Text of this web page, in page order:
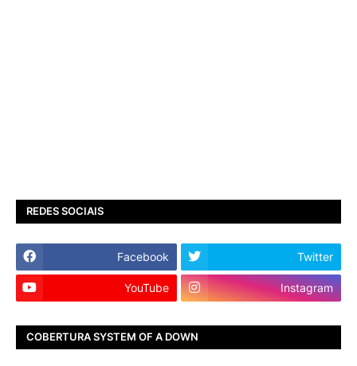
REDES SOCIAIS
Facebook Twitter
YouTube Instagram
COBERTURA SYSTEM OF A DOWN